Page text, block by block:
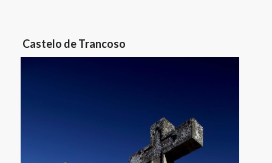
Castelo de Trancoso